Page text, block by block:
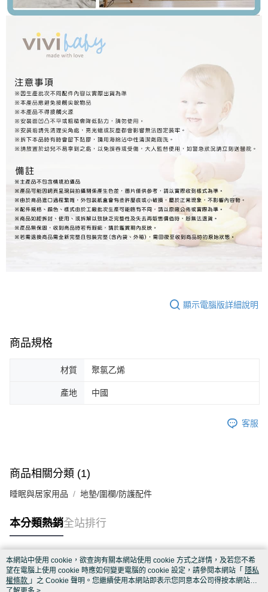
顯示電腦版詳細說明
商品規格
材質 聚氯乙烯
產地 中國
客服
商品相關分類 (1)
睡眠與居家用品 地墊/圍欄/防護配件
本分類熱銷全站排行
熱門標籤
本網站中使用 cookie，欲查詢有關本網站使用 cookie 方式之詳情，及若您不希
望在電腦上使用 cookie 時應如何變更電腦的 cookie 設定，請參閱本網站「 隱私
權條款 」之 Cookie 聲明。您繼續使用本網站即表示您同意本公司得按本網站使